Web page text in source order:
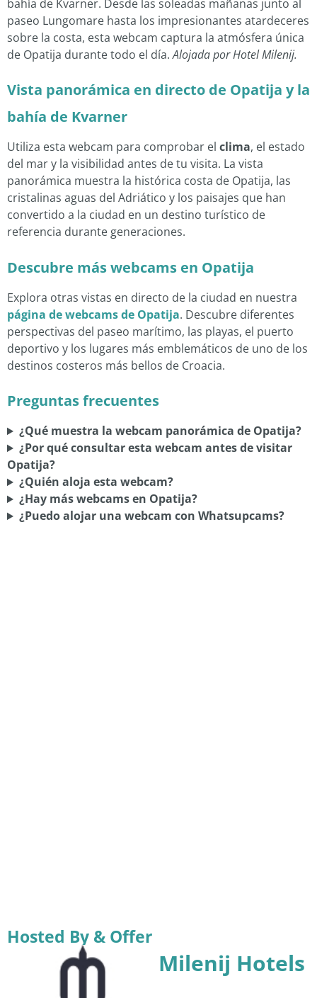
bahía de Kvarner. Desde las soleadas mañanas junto al
paseo Lungomare hasta los impresionantes atardeceres
sobre la costa, esta webcam captura la atmósfera única
de Opatija durante todo el día.Alojada por Hotel Milenij.
Vista panorámica en directo de Opatija y la
bahía de Kvarner
Utiliza esta webcam para comprobar el clima, el estado
del mar y la visibilidad antes de tu visita. La vista
panorámica muestra la histórica costa de Opatija, las
cristalinas aguas del Adriático y los paisajes que han
convertido a la ciudad en un destino turístico de
referencia durante generaciones.
Descubre más webcams en Opatija
Explora otras vistas en directo de la ciudad en nuestra
página de webcams de Opatija. Descubre diferentes
perspectivas del paseo marítimo, las playas, el puerto
deportivo y los lugares más emblemáticos de uno de los
destinos costeros más bellos de Croacia.
Preguntas frecuentes
¿Qué muestra la webcam panorámica de Opatija?
¿Por qué consultar esta webcam antes de visitar
Opatija?
¿Quién aloja esta webcam?
¿Hay más webcams en Opatija?
¿Puedo alojar una webcam con Whatsupcams?
Hosted By & Offer
Milenij Hotels